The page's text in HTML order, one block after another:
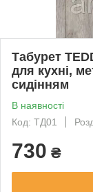
Табурет
для кухні,
сидінням
В наявності
Код: ТД01
730 ₴